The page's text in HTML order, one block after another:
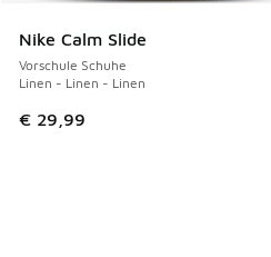
Nike Calm Slide
Vorschule Schuhe
Linen - Linen - Linen
€ 29,99